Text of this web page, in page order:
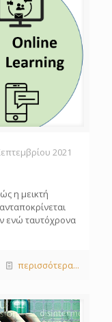
2021
η μεικτή
ενώ ταυτόχρονα
περισσότερα...